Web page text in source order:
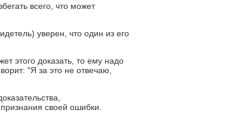
всего, что может
уверен, что один из его
этого доказать, то ему надо
"Я за это не отвечаю,
своей ошибки.